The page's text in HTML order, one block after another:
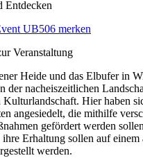
UB506 merken
Heide und das Elbufer in
der nacheiszeitlichen
Kulturlandschaft. Hier haben
angesiedelt, die mithilfe
gefördert werden
Erhaltung sollen auf einem
werden.